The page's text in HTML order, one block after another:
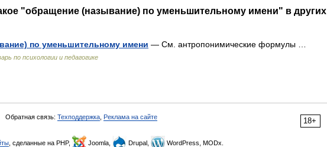
"обращение (называние) по уменьшительному имени" в других
по уменьшительному имени — См. антропонимические формулы …
по психологии и педагогике
18+
Обратная связь: Техподдержка Реклама на сайте
, сделанные на PHP, Joomla, Drupal, WordPress, MODx.